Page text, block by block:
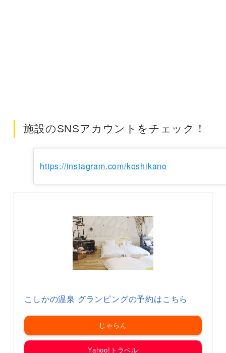
施設のSNSアカウントをチェック！
https://instagram.com/koshikano
こしかの温泉 グランピングの予約はこちら
じゃらん
Yahoo!トラベル